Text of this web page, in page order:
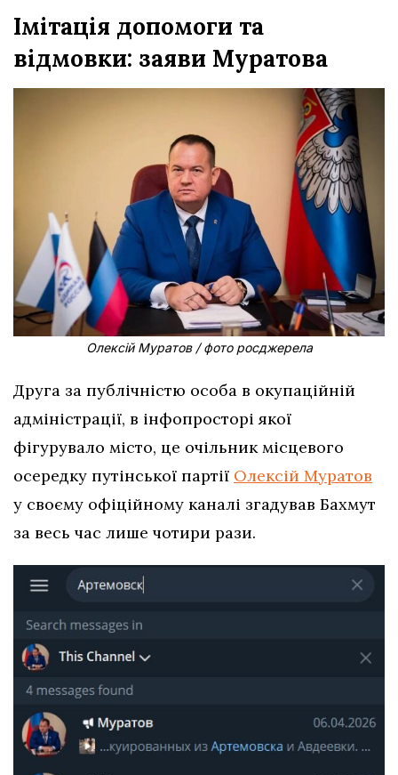
Імітація допомоги та
відмовки: заяви Муратова
Олексій Муратов / фото росджерела
Друга за публічністю особа в окупаційній
адміністрації, в інфопросторі якої
фігурувало місто, це очільник місцевого
осередку путінської партії Олексій Муратов
у своєму офіційному каналі згадував Бахмут
за весь час лише чотири рази.